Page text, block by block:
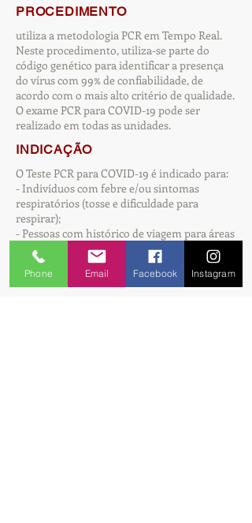
PROCEDIMENTO
utiliza a metodologia PCR em Tempo Real.
Neste procedimento, utiliza-se parte do
código genético para identificar a presença
do vírus com 99% de confiabilidade, de
acordo com o mais alto critério de qualidade.
O exame PCR para COVID-19 pode ser
realizado em todas as unidades.
INDICAÇÃO
O Teste PCR para COVID-19 é indicado para:
- Indivíduos com febre e/ou sintomas
respiratórios (tosse e dificuldade para
respirar);
- Pessoas com histórico de viagem para áreas
com transmissão local, ou contato próximo
com caso suspeito ou confirmado, nos 14 dias
que antecedem o início dos sintomas.
Phone Email Facebook Instagram